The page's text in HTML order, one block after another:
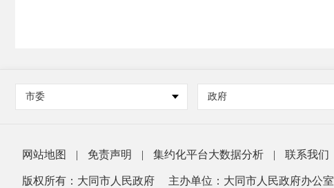
市委 政府
网站地图 | 免责声明 | 集约化平台大数据分析 | 联系我们
版权所有：大同市人民政府 主办单位：大同市人民政府办公室